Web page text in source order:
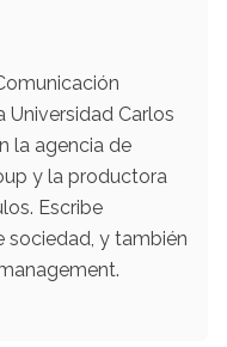
Universidad Carlos
la agencia de
y la productora
Escribe
sociedad, y también